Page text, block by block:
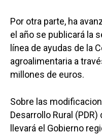
Por otra parte, ha
el año se publicará la
línea de ayudas de la
agroalimentaria a
millones de euros.
Sobre las
Desarrollo Rural
llevará el Gobierno